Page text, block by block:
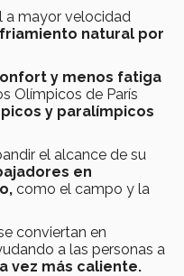
a mayor velocidad
natural por
y menos fatiga
Olímpicos de París
y paralímpicos
el alcance de su
en
como el campo y la
conviertan en
a las personas a
vez más caliente.